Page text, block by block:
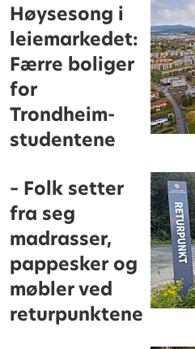
Høysesong i
leiemarkedet:
Færre boliger
for
Trondheim-
studentene
– Folk setter
fra seg
madrasser,
pappesker og
møbler ved
returpunktene